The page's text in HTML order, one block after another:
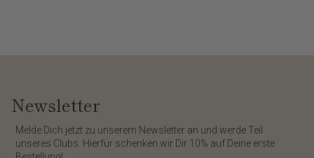
Newsletter
​Melde Dich jetzt zu unserem Newsletter an und werde Teil
unseres Clubs. Hierfür schenken wir Dir 10% auf Deine erste